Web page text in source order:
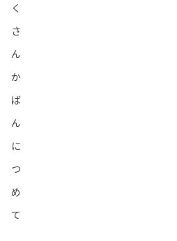
く
さ
ん
か
ば
ん
に
つ
め
て